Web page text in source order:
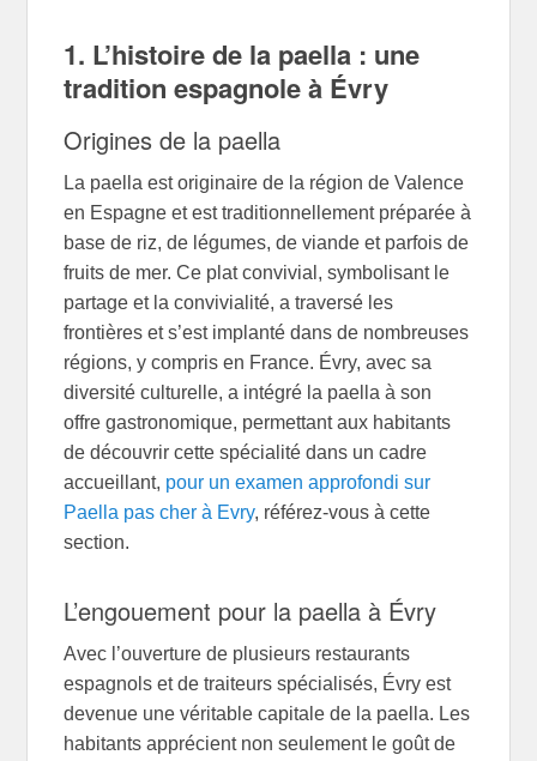
1. L’histoire de la paella : une
tradition espagnole à Évry
Origines de la paella
La paella est originaire de la région de Valence
en Espagne et est traditionnellement préparée à
base de riz, de légumes, de viande et parfois de
fruits de mer. Ce plat convivial, symbolisant le
partage et la convivialité, a traversé les
frontières et s’est implanté dans de nombreuses
régions, y compris en France. Évry, avec sa
diversité culturelle, a intégré la paella à son
offre gastronomique, permettant aux habitants
de découvrir cette spécialité dans un cadre
accueillant, pour un examen approfondi sur
Paella pas cher à Evry, référez-vous à cette
section.
L’engouement pour la paella à Évry
Avec l’ouverture de plusieurs restaurants
espagnols et de traiteurs spécialisés, Évry est
devenue une véritable capitale de la paella. Les
habitants apprécient non seulement le goût de